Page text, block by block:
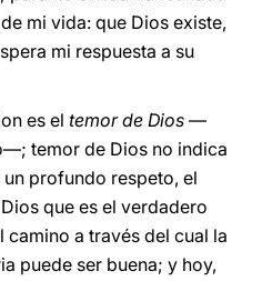
mi vida: que Dios existe,
mi respuesta a su
es el temor de Dios —
temor de Dios no indica
profundo respeto, el
que es el verdadero
a través del cual la
puede ser buena; y hoy,